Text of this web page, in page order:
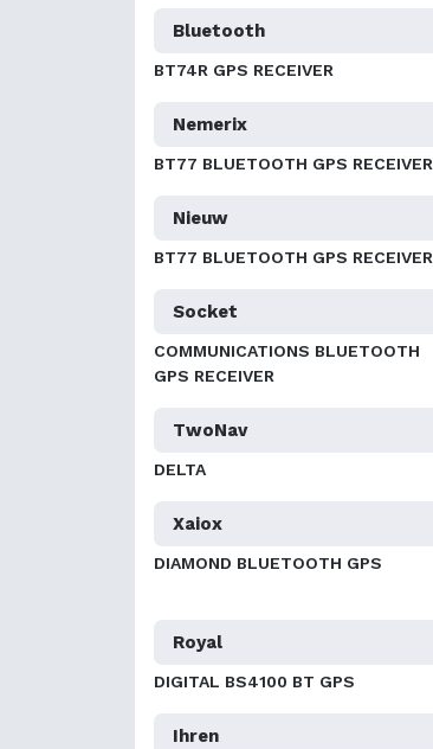
Bluetooth
BT74R GPS RECEIVER
Nemerix
BT77 BLUETOOTH GPS RECEIVER
Nieuw
BT77 BLUETOOTH GPS RECEIVER
Socket
COMMUNICATIONS BLUETOOTH
GPS RECEIVER
TwoNav
DELTA
Xaiox
DIAMOND BLUETOOTH GPS
Royal
DIGITAL BS4100 BT GPS
Ihren